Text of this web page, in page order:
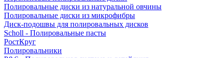
Полировальные диски из натуральной овчины
Полировальные диски из микрофибры
Диск-подошвы для полировальных дисков
Scholl - Полировальные пасты
РостКруг
Полировальники